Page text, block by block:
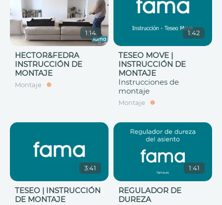
1:14
HECTOR&FEDRA
INSTRUCCIÓN DE
MONTAJE
Montaje
1:42
TESEO MOVE |
INSTRUCCIÓN DE
MONTAJE
Instrucciones de
montaje
Montaje
3:41
TESEO | INSTRUCCIÓN
DE MONTAJE
1:41
REGULADOR DE
DUREZA